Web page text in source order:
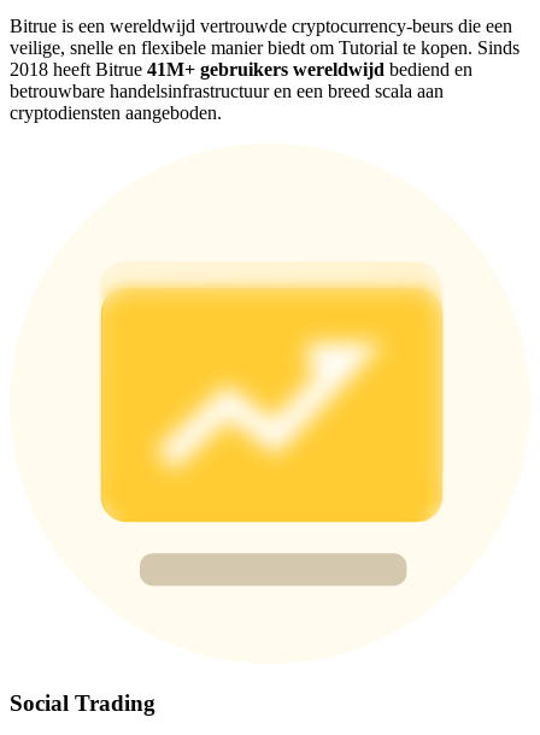
BTC Welcome Rewards
Deposit & Trade BTC to Share 25000 USDT prize pool!
Register & Trade to Win 500,000 USDT
Precious Metals Trading Carnival
Bitrue is een wereldwijd vertrouwde cryptocurrency-beurs die een
veilige, snelle en flexibele manier biedt om Tutorial te kopen. Sinds
2018 heeft Bitrue 41M+ gebruikers wereldwijd bediend en
betrouwbare handelsinfrastructuur en een breed scala aan
cryptodiensten aangeboden.
Social Trading